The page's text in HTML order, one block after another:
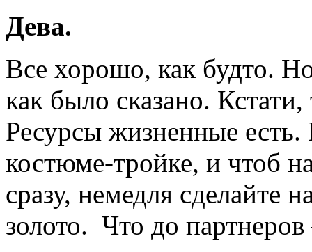
Дева.
Все хорошо, как будто.
как было сказано.
Ресурсы жизненные
костюме-тройке, и чтоб
сразу, немедля сделайте
золото. Что до